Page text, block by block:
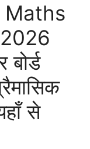
Maths
से